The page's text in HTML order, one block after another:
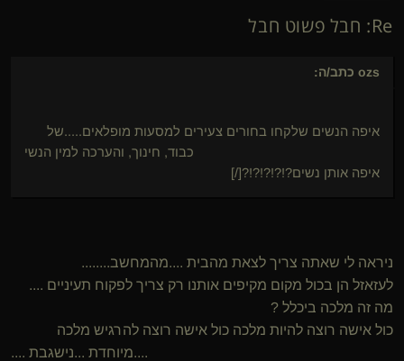
Re: חבל פשוט חבל
ozs כתב/ה:
איפה הנשים שלקחו בחורים צעירים למסעות מופלאים.....של
כבוד, חינוך, והערכה למין הנשי
איפה אותן נשים?!?!?!?!?[/]
ניראה לי שאתה צריך לצאת מהבית ....מהמחשב........
לעזאזל הן בכול מקום מקיפים אותנו רק צריך לפקוח תעיניים ....
מה זה מלכה ביכלל ?
כול אישה רוצה להיות מלכה כול אישה רוצה להרגיש מלכה
....מיוחדת ...נישגבת ....